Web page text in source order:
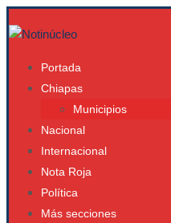
Portada
Chiapas
Municipios
Nacional
Internacional
Nota Roja
Política
Más secciones